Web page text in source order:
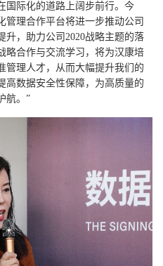
国际化的道路上阔步前行。今
管理合作平台将进一步推动公司
升，助力公司2020战略主题的落
略合作与交流学习，将为汉康培
管理人才，从而大幅提升我们的
高数据安全性保障，为高质量的
航。”